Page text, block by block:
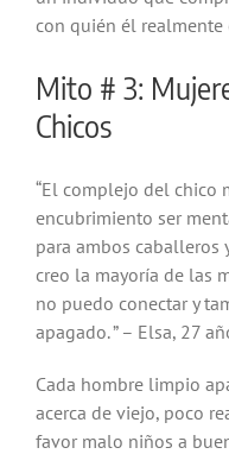
con quién él realmente
Mito # 3:
Chicos
“El complejo del chico
encubrimiento ser
para ambos caballeros
creo la mayoría de las
no puedo conectar y
apagado. ” – Elsa, 27
Cada hombre limpio
acerca de viejo, poco
favor malo niños a